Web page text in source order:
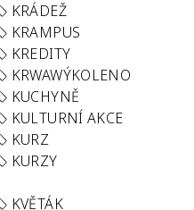
KRÁDEŽ
KRAMPUS
KREDITY
KRWAWÝKOLENO
KUCHYNĚ
KULTURNÍ AKCE
KURZ
KURZY
KVĚTÁK